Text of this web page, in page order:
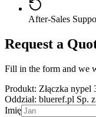
After-Sales
Request a
Fill in the form and we
Produkt: Złączka nypel
Oddział: blueref.pl Sp.
Imię